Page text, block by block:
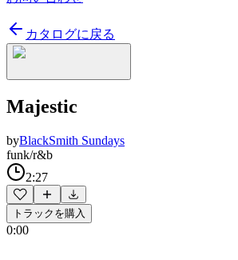
カタログに戻る
Majestic
byBlackSmith Sundays
funk/r&b
2:27
トラックを購入
0:00